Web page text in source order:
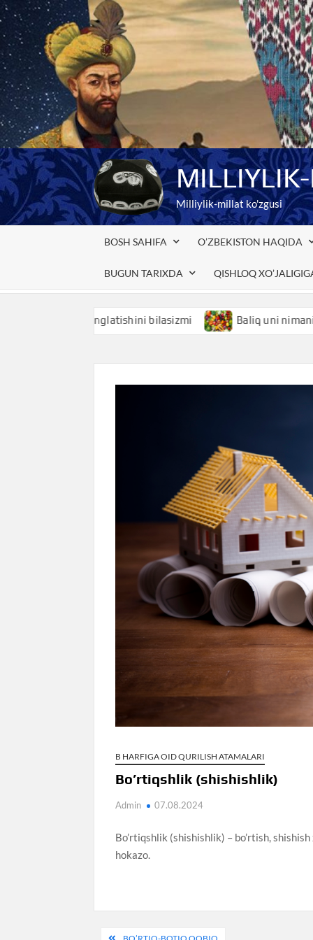
Skip
to
content
Milliylik-millat ko'zgusi
BOSH SAHIFA O’ZBEKISTON HAQIDA
BUGUN TARIXDA QISHLOQ
anglatishini bilasizmi Baliq uni nimani
B HARFIGA OID QURILISH ATAMALARI
Bo’rtiqshlik (shishishlik)
Admin 07.08.2024
Bo’rtiqshlik (shishishlik) – bo’rtish,
hokazo.